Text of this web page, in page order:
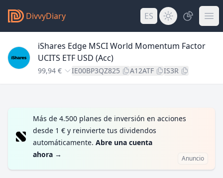
DivvyDiary ES
iShares Edge MSCI World Momentum Factor
UCITS ETF USD (Acc)
99,94 € IE00BP3QZ825 A12ATF IS3R
Más de 4.500 planes de inversión en acciones
desde 1 € y reinvierte tus dividendos
automáticamente. Abre una cuenta
ahora → Anuncio